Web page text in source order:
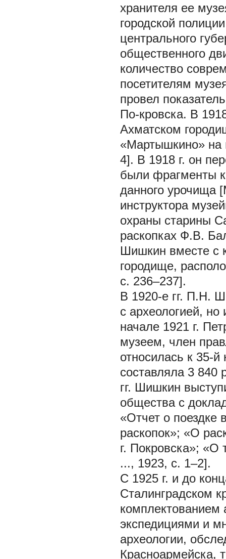
хранителя ее
городской
центрального
общественного
количество
посетителям
провел
По-кровска. В
Ахматском
«Мартышкино» на
4]. В 1918 г. он
были фрагменты
данного урочища
инструктора
охраны старины
раскопках Ф.В.
Шишкин вместе с
городище,
с. 236–237].
В 1920-е гг. П.Н.
с археологией,
начале 1921 г.
музеем, член
относилась к 35-й
составляла 3 840
гг. Шишкин
общества с
«Отчет о поездке
раскопок»; «О
г. Покровска»; «О
..., 1923, c. 1–2].
С 1925 г. и до
Сталинградском
комплектованием
экспедициями и
археологии,
Красноармейска,